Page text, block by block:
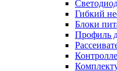
Гибкий
Блоки
Профиль